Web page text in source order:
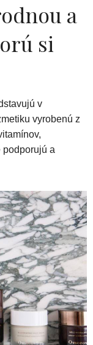
a
si
v
vyrobenú z
podporujú a